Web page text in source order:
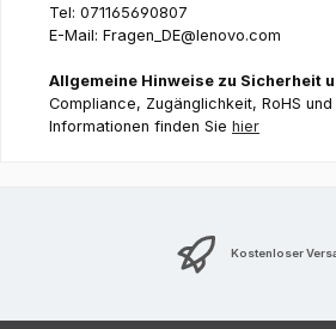
Tel: 071165690807
E-Mail: Fragen_DE@lenovo.com
Allgemeine Hinweise zu Sicherheit
Compliance, Zugänglichkeit, RoHS
Informationen finden Sie hier
Kostenloser